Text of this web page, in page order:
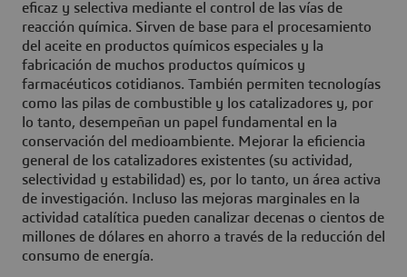
eficaz y selectiva mediante el control de las vías de
reacción química. Sirven de base para el procesamiento
del aceite en productos químicos especiales y la
fabricación de muchos productos químicos y
farmacéuticos cotidianos. También permiten tecnologías
como las pilas de combustible y los catalizadores y, por
lo tanto, desempeñan un papel fundamental en la
conservación del medioambiente. Mejorar la eficiencia
general de los catalizadores existentes (su actividad,
selectividad y estabilidad) es, por lo tanto, un área activa
de investigación. Incluso las mejoras marginales en la
actividad catalítica pueden canalizar decenas o cientos de
millones de dólares en ahorro a través de la reducción del
consumo de energía.